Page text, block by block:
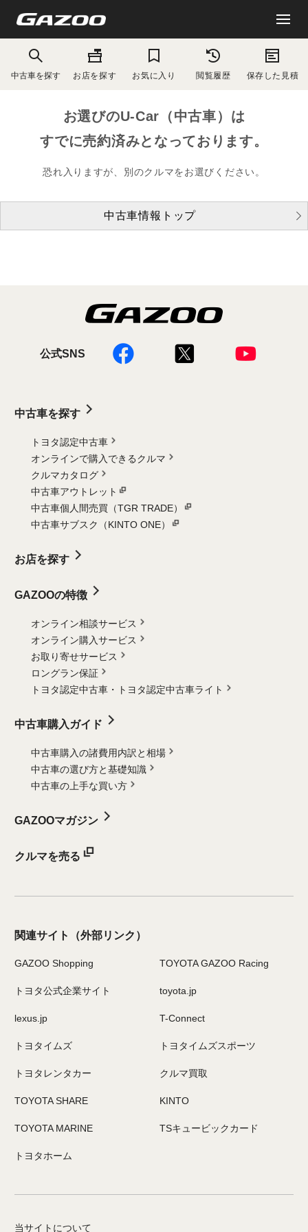
中古車を探す お店を探す お気に入り 閲覧履歴 保存した見積
お選びのU-Car（中古車）は
すでに売約済みとなっております。
恐れ入りますが、別のクルマをお選びください。
中古車情報トップ
公式SNS
中古車を探す
トヨタ認定中古車
オンラインで購入できるクルマ
クルマカタログ
中古車アウトレット
中古車個人間売買（TGR TRADE）
中古車サブスク（KINTO ONE）
お店を探す
GAZOOの特徴
オンライン相談サービス
オンライン購入サービス
お取り寄せサービス
ロングラン保証
トヨタ認定中古車・
トヨタ認定中古車ライト
中古車購入ガイド
中古車購入の諸費用内訳と相場
中古車の選び方と基礎知識
中古車の上手な買い方
GAZOOマガジン
クルマを売る
関連サイト （外部リンク）
GAZOO Shopping TOYOTA GAZOO Racing
トヨタ公式企業サイト toyota.jp
lexus.jp T-Connect
トヨタイムズ トヨタイムズスポーツ
トヨタレンタカー クルマ買取
TOYOTA SHARE KINTO
TOYOTA MARINE TSキュービックカード
トヨタホーム
当サイトについて